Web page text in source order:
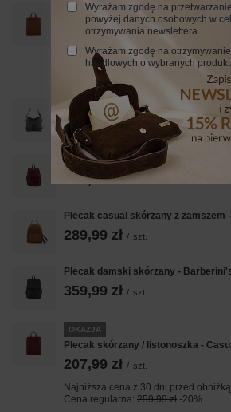
OKAZJA
Plecak skórzany / listonoszka -
207,99 zł
Najniższa cena z 30 dni przed
Cena regularna:
Torebka skórzana damska - worek /
369,99 zł
Plecak damski skórzany - Barberinis
359,99 zł / szt.
Plecak casual skórzany z zamszem
289,99 zł / szt.
Plecak damski skórzany -
359,99 zł / szt.
OKAZJA
Plecak skórzany / listonoszka -
207,99 zł / szt.
Najniższa cena z 30 dni przed
Cena regularna: 259,99 zł -20%
Wyrażam zgodę na
powyżej danych osobowych w
otrzymywania newslettera
Wyrażam zgodę na
handlowych o wybranych